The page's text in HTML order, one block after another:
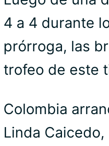
4 a 4 durante
prórroga, las
trofeo de este
Colombia
Linda